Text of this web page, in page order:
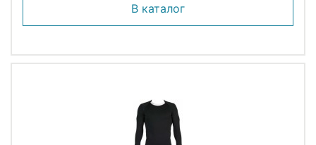
В каталог